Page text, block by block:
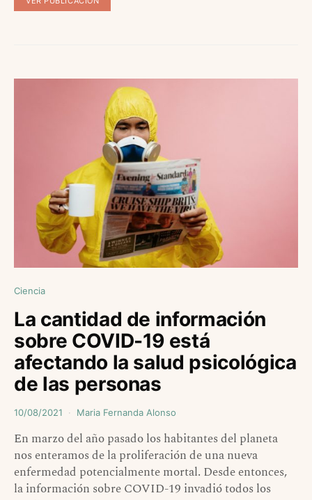
Ciencia
La cantidad de información
sobre COVID-19 está
afectando la salud psicológica
de las personas
10/08/2021 Maria Fernanda Alonso
En marzo del año pasado los habitantes del planeta
nos enteramos de la proliferación de una nueva
enfermedad potencialmente mortal. Desde entonces,
la información sobre COVID-19 invadió todos los